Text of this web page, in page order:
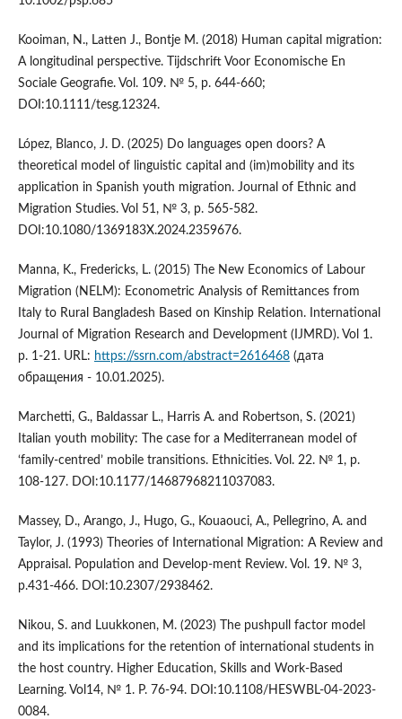
Kooiman, N., Latten J., Bontje M. (2018) Human capital migration:
A longitudinal perspective. Tijdschrift Voor Economische En
Sociale Geografie. Vol. 109. № 5, p. 644-660;
DOI:10.1111/tesg.12324.
López, Blanco, J. D. (2025) Do languages open doors? A
theoretical model of linguistic capital and (im)mobility and its
application in Spanish youth migration. Journal of Ethnic and
Migration Studies. Vol 51, № 3, p. 565-582.
DOI:10.1080/1369183X.2024.2359676.
Manna, K., Fredericks, L. (2015) The New Economics of Labour
Migration (NELM): Econometric Analysis of Remittances from
Italy to Rural Bangladesh Based on Kinship Relation. International
Journal of Migration Research and Development (IJMRD). Vol 1.
p. 1-21. URL: https://ssrn.com/abstract=2616468(дата
обращения - 10.01.2025).
Marchetti, G., Baldassar L., Harris A. and Robertson, S. (2021)
Italian youth mobility: The case for a Mediterranean model of
‘family-centred’ mobile transitions. Ethnicities. Vol. 22. № 1, p.
108-127. DOI:10.1177/14687968211037083.
Massey, D., Arango, J., Hugo, G., Kouaouci, A., Pellegrino, A. and
Taylor, J. (1993) Theories of International Migration: A Review and
Appraisal. Population and Develop-ment Review. Vol. 19. № 3,
p.431-466. DOI:10.2307/2938462.
Nikou, S. and Luukkonen, M. (2023) The pushpull factor model
and its implications for the retention of international students in
the host country. Higher Education, Skills and Work-Based
Learning. Vol14, № 1. P. 76-94. DOI:10.1108/HESWBL-04-2023-
0084.